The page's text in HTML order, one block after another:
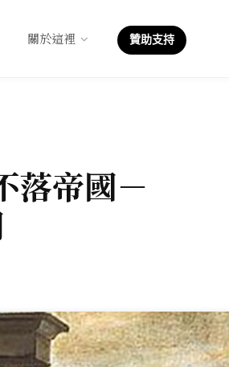
關於這裡 贊助支持
落帝國－